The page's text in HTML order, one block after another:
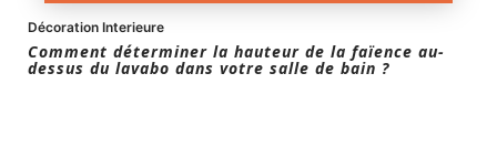
Décoration Interieure
Comment déterminer la hauteur de la faïence au-
dessus du lavabo dans votre salle de bain ?